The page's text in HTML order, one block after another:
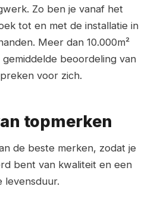
Zo ben je vanaf het
tot en met de installatie in
Meer dan 10.000m²
beoordeling van
voor zich.
topmerken
de beste merken, zodat je
bent van kwaliteit en een
levensduur.